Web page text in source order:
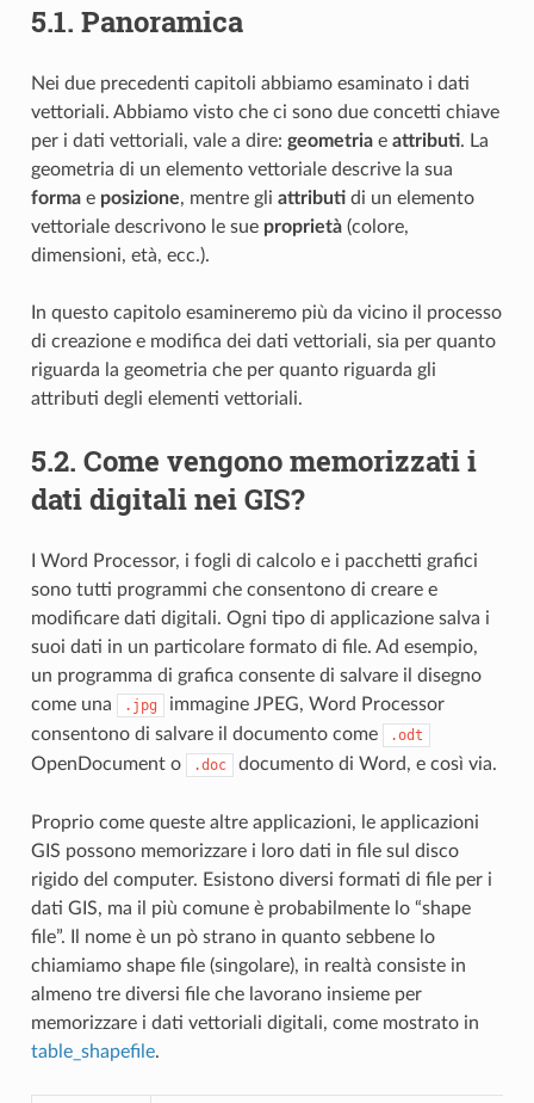
5.1. Panoramica
Nei due precedenti capitoli abbiamo esaminato i dati
vettoriali. Abbiamo visto che ci sono due concetti chiave
per i dati vettoriali, vale a dire: geometriae attributi. La
geometria di un elemento vettoriale descrive la sua
formae posizione, mentre gli attributidi un elemento
vettoriale descrivono le sue proprietà(colore,
dimensioni, età, ecc.).
In questo capitolo esamineremo più da vicino il processo
di creazione e modifica dei dati vettoriali, sia per quanto
riguarda la geometria che per quanto riguarda gli
attributi degli elementi vettoriali.
5.2. Come vengono memorizzati i
dati digitali nei GIS?
I Word Processor, i fogli di calcolo e i pacchetti grafici
sono tutti programmi che consentono di creare e
modificare dati digitali. Ogni tipo di applicazione salva i
suoi dati in un particolare formato di file. Ad esempio,
un programma di grafica consente di salvare il disegno
come una
.jpg
immagine JPEG, Word Processor
consentono di salvare il documento come
.odt
OpenDocument o .doc documento di Word, e così via.
Proprio come queste altre applicazioni, le applicazioni
GIS possono memorizzare i loro dati in file sul disco
rigido del computer. Esistono diversi formati di file per i
dati GIS, ma il più comune è probabilmente lo “shape
file”. Il nome è un pò strano in quanto sebbene lo
chiamiamo shape file (singolare), in realtà consiste in
almeno tre diversi file che lavorano insieme per
memorizzare i dati vettoriali digitali, come mostrato in
table_shapefile.